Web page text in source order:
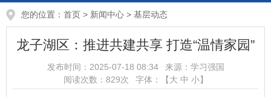
您的位置： 首页 > 新闻中心 > 基层动态
龙子湖区：推进共建共享 打造“温情家园”
发布时间： 2025-07-18 08:34 来源： 学习强国
阅读次数： 829次 字体：【大 中 小】